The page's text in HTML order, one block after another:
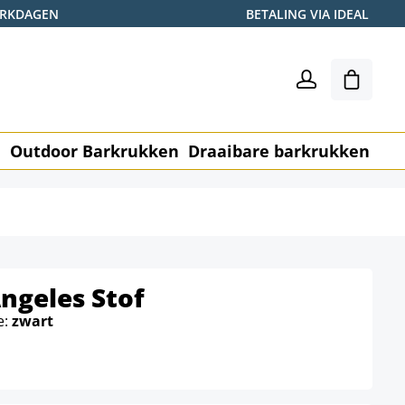
BETALING VIA IDEAL
Outdoor Barkrukken Draaibare barkrukken
Stof
zwart